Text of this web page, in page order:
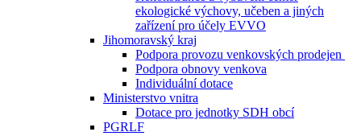
ekologické výchovy, učeben a jiných
zařízení pro účely EVVO
Jihomoravský kraj
Podpora provozu venkovských prodejen
Podpora obnovy venkova
Individuální dotace
Ministerstvo vnitra
Dotace pro jednotky SDH obcí
PGRLF